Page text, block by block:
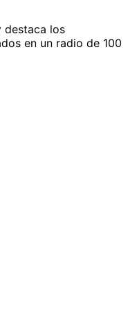
destaca los
en un radio de 100